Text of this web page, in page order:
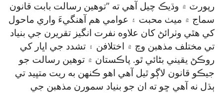
رپورٽ ۾ وڌيڪ چيل آهي ته ”توهين رسالت بابت قانون
سماج ۾ ميٺ محبت ۽ عوامي هم آهنگيءَ واري ماحول
کي هٿي وٺرائڻ کان علاوه نفرت انگيز تقريرن جي بنياد
تي مختلف مذهبن وچ ۾ اختلافن ۽ تشدد جي اڀار کي
روڪڻ يقيني بڻائي ٿو. پاڪستان ۾ توهين رسالت جو
جيڪو قانون لاڳو ٿيل آهي اهو ڪنهن به ريت متڀيد تي
ٻڌل نه آهي ڇو ته ان جو بنياد سمورن مذهبن جي